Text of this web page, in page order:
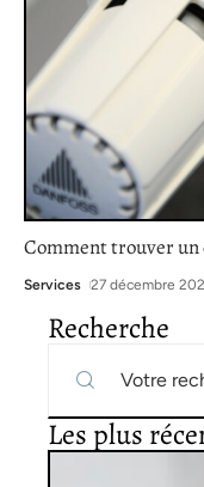
Comment trouver un
Services 27 décembre
Recherche
Les plus